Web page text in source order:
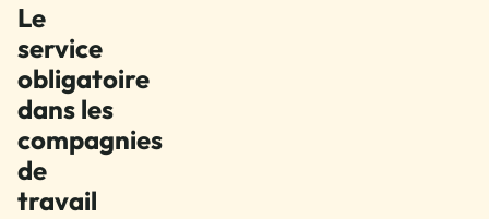
Le
service
obligatoire
dans les
compagnies
de
travail